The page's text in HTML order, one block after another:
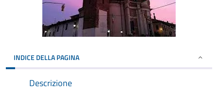
INDICE DELLA PAGINA
Descrizione